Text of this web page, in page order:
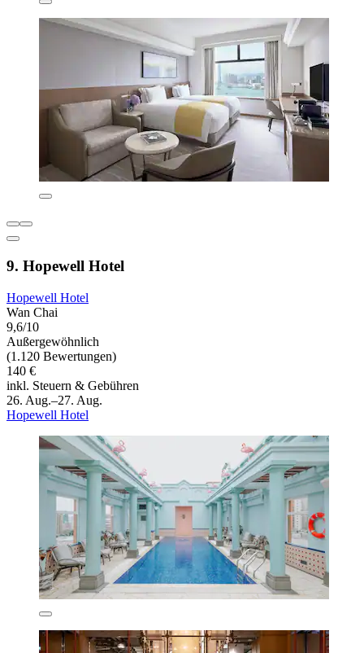
9. Hopewell Hotel
Hopewell Hotel
Wan Chai
9,6/10
Außergewöhnlich
(1.120 Bewertungen)
140 €
inkl. Steuern & Gebühren
26. Aug.–27. Aug.
Hopewell Hotel